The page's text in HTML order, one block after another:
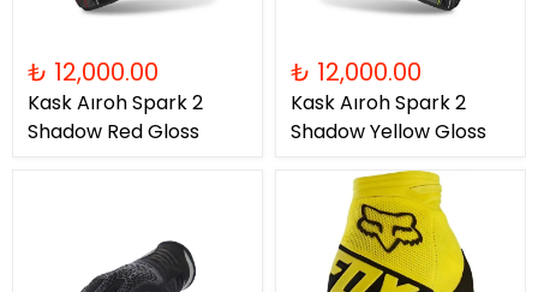
₺ 12,000.00
Kask Aıroh Spark 2
Shadow Red Gloss
₺ 12,000.00
Kask Aıroh Spark 2
Shadow Yellow Gloss